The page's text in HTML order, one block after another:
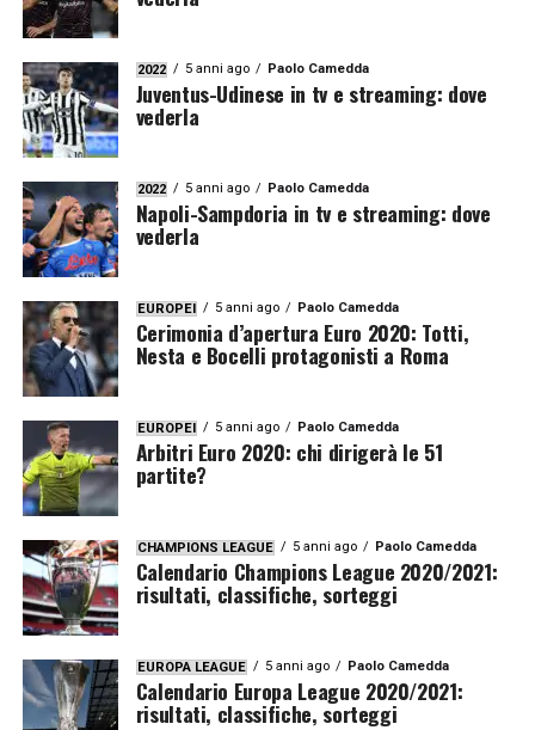
2022 5 anni ago Paolo Camedda
Juventus-Udinese in tv e streaming: dove
vederla
2022 5 anni ago Paolo Camedda
Napoli-Sampdoria in tv e streaming: dove
vederla
EUROPEI 5 anni ago Paolo Camedda
Cerimonia d’apertura Euro 2020: Totti,
Nesta e Bocelli protagonisti a Roma
EUROPEI 5 anni ago Paolo Camedda
Arbitri Euro 2020: chi dirigerà le 51
partite?
CHAMPIONS LEAGUE 5 anni ago Paolo Camedda
Calendario Champions League 2020/2021:
risultati, classifiche, sorteggi
EUROPA LEAGUE 5 anni ago Paolo Camedda
Calendario Europa League 2020/2021:
risultati, classifiche, sorteggi